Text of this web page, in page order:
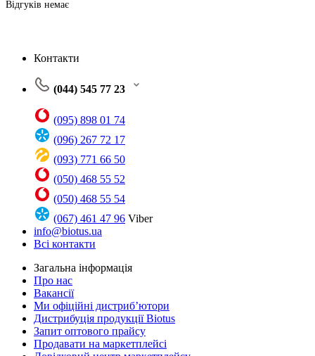
Відгуків немає
Контакти
(044) 545 77 23
(095) 898 01 74
(096) 267 72 17
(093) 771 66 50
(050) 468 55 52
(050) 468 55 54
(067) 461 47 96 Viber
info@biotus.ua
Всі контакти
Загальна інформація
Про нас
Вакансії
Ми офіційні дистриб’ютори
Дистрибуція продукції Biotus
Запит оптового прайсу
Продавати на маркетплейсі